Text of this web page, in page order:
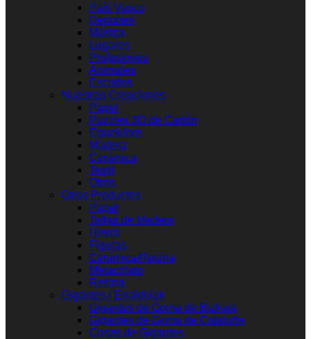
País Vasco
Deportes
Música
Lugares
Profesiones
Animales
Escudos
Nuestras Creaciones
Papel
Puzzles 3D de Cartón
Eguzkilore
Madera
Cerámica
Textil
Otros
Otros Productos
Papel
Tallas de Madera
Hierro
Figuras
Cerámica/Resina
Metacrilato
Resina
Gigantes / Erraldoiak
Gigantes de Goma de Bizkaia
Gigantes de Goma de Cataluña
Cosas de Gigantes